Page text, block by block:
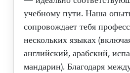
учебному пути. Наша
сопровождает тебя
нескольких языках
английский, арабский,
мандарин). Благодаря